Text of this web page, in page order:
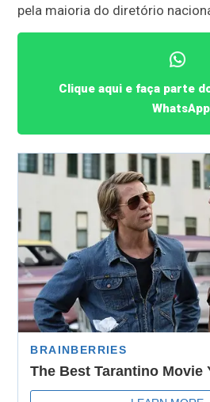
pela maioria do diretório
Clique aqui e faça parte
WhatsApp